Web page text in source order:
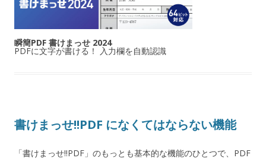
瞬簡PDF 書けまっせ 2024
PDFに文字が書ける！ 入力欄を自動認識
書けまっせ!!PDF になくてはならない機能
「書けまっせ!!PDF」のもっとも基本的な機能のひとつで、PDF